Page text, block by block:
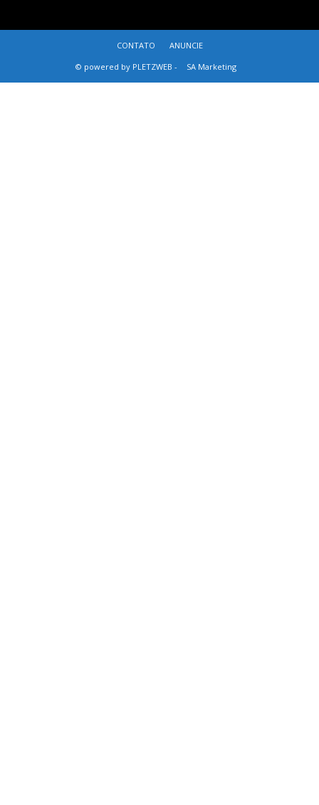
CONTATO
ANUNCIE
© powered by PLETZWEB -
SA Marketing